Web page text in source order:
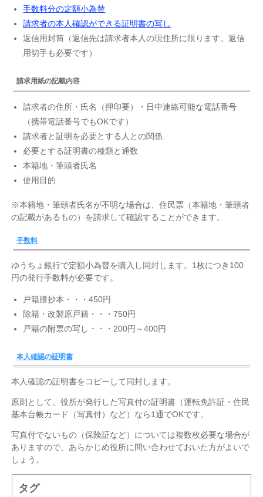
手数料分の定額小為替
請求者の本人確認ができる証明書の写し
返信用封筒（返信先は請求者本人の現住所に限ります。返信
用切手も必要です）
請求用紙の記載内容
請求者の住所・氏名（押印要）・日中連絡可能な電話番号
（携帯電話番号でもOKです）
請求者と証明を必要とする人との関係
必要とする証明書の種類と通数
本籍地・筆頭者氏名
使用目的
※本籍地・筆頭者氏名が不明な場合は、住民票（本籍地・筆頭者
の記載があるもの）を請求して確認することができます。
手数料
ゆうちょ銀行で定額小為替を購入し同封します。1枚につき100
円の発行手数料が必要です。
戸籍謄抄本・・・450円
除籍・改製原戸籍・・・750円
戸籍の附票の写し・・・200円～400円
本人確認の証明書
本人確認の証明書をコピーして同封します。
原則として、役所が発行した写真付の証明書（運転免許証・住民
基本台帳カード（写真付）など）なら1通でOKです。
写真付でないもの（保険証など）については複数枚必要な場合が
ありますので、あらかじめ役所に問い合わせておいた方がよいで
しょう。
タグ